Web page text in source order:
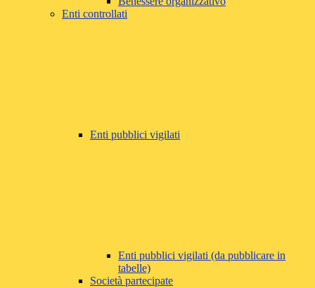
Enti controllati
Enti pubblici vigilati
Enti pubblici vigilati (da pubblicare in
tabelle)
Società partecipate